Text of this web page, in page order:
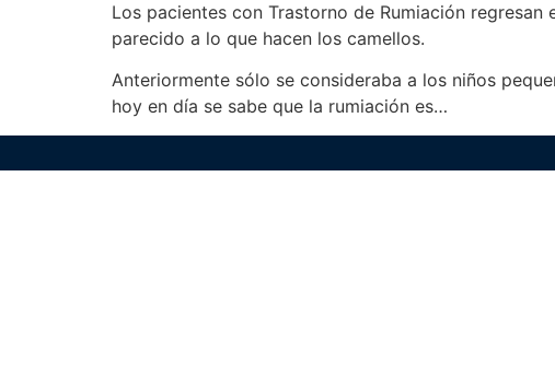
Los pacientes con Trastorno de Rumiación
parecido a lo que hacen los camellos.
Anteriormente sólo se consideraba a los niños
hoy en día se sabe que la rumiación es…